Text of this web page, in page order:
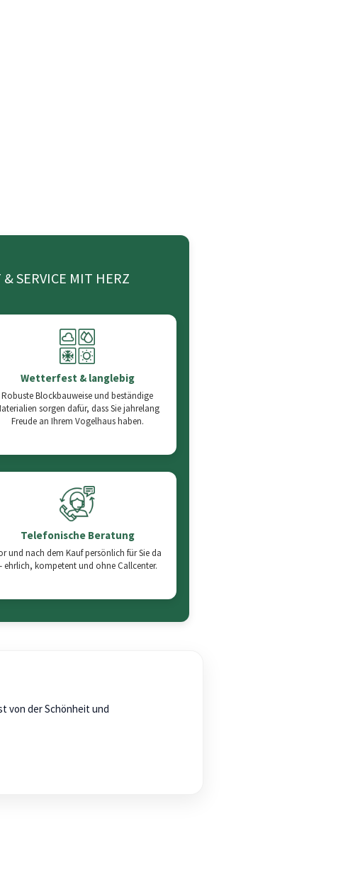
SERVICE MIT HERZ
Wetterfest & langlebig
Robuste Blockbauweise und beständige
sorgen dafür, dass Sie jahrelang
Freude an Ihrem Vogelhaus haben.
Telefonische Beratung
und nach dem Kauf persönlich für Sie da
ehrlich, kompetent und ohne Callcenter.
von der Schönheit und